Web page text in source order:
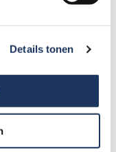
Details tonen
de zaak